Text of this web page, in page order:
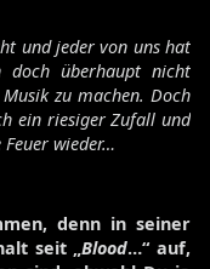
und jeder von uns hat
doch überhaupt nicht
zu machen. Doch
ein riesiger Zufall und
wieder…
denn in seiner
seit „Blood…“ auf,